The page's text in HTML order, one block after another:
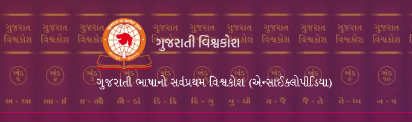
ગુજરાતી ભાષાનો સર્વપ્રથમ વિશ્વકોશ (એન્સાઈક્લોપીડિયા)